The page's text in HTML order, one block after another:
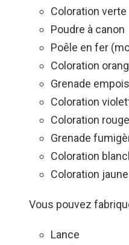
Coloration verte
Poudre à canon
Poêle en fer
Coloration
Grenade
Coloration
Coloration rouge
Grenade
Coloration
Coloration jaune
Vous pouvez
Lance